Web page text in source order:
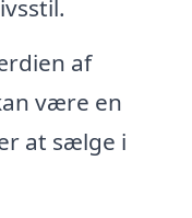
af
være en
at sælge i